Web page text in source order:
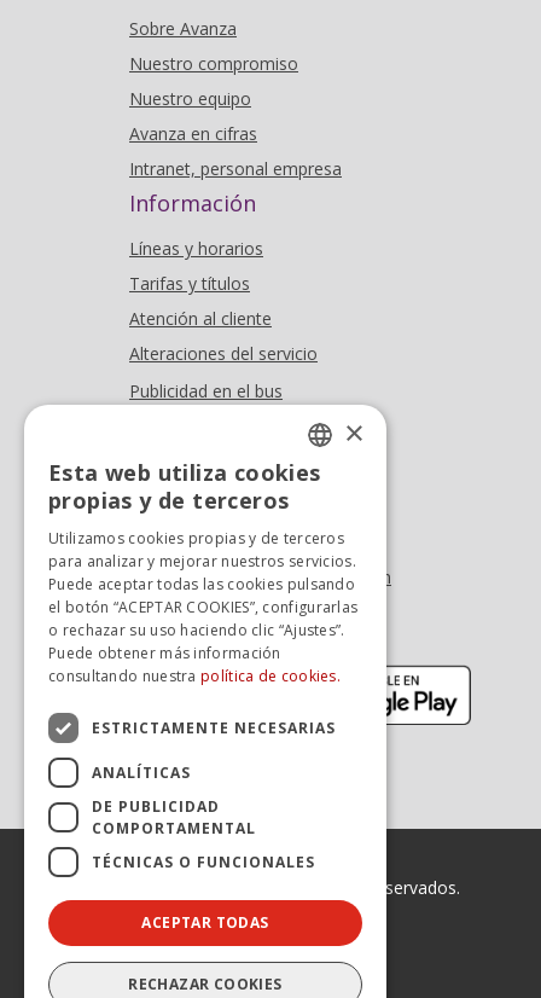
Sobre Avanza
Nuestro compromiso
Nuestro equipo
Avanza en cifras
Intranet, personal empresa
Información
Líneas y horarios
Tarifas y títulos
Atención al cliente
Alteraciones del servicio
Publicidad en el bus
Oficina At. al cliente
Tel. +34 976 900 085
Tel. +34 900 923 181
info.zaragoza@avanzagrupo.com
Sugerencias y reclamaciones
Descarga la APP:
(se abre en nueva ventana)
(se
© 2026 Avanza. Todos los derechos reservados.
Enlaces legales
Declaración de Accesibilidad
Aviso legal
Política de privacidad
SPANISH
×
Esta web utiliza cookies
propias y de terceros
Utilizamos cookies propias y de terceros
para analizar y mejorar nuestros servicios.
Puede aceptar todas las cookies pulsando
el botón “ACEPTAR COOKIES”, configurarlas
o rechazar su uso haciendo clic “Ajustes”.
Puede obtener más información
consultando nuestra política de cookies.
ESTRICTAMENTE NECESARIAS
ANALÍTICAS
DE PUBLICIDAD
COMPORTAMENTAL
TÉCNICAS O FUNCIONALES
ACEPTAR TODAS
RECHAZAR COOKIES